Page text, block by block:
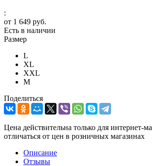
:
от 1 649 руб.
Есть в наличии
Размер
L
XL
XXL
М
Поделиться
Цена действительна только для интернет-
отличаться от цен в розничных магазинах
Описание
Отзывы